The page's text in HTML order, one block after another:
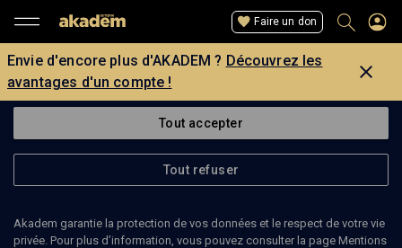
Faire un don
Envie d'encore plus d'AKADEM ? Découvrez les
avantages d'un compte !
Tout accepter
Tout refuser
Akadem garantie la protection de vos données et le respect de votre vie
privée. Pour plus d’information, vous pouvez consulter la page Mentions